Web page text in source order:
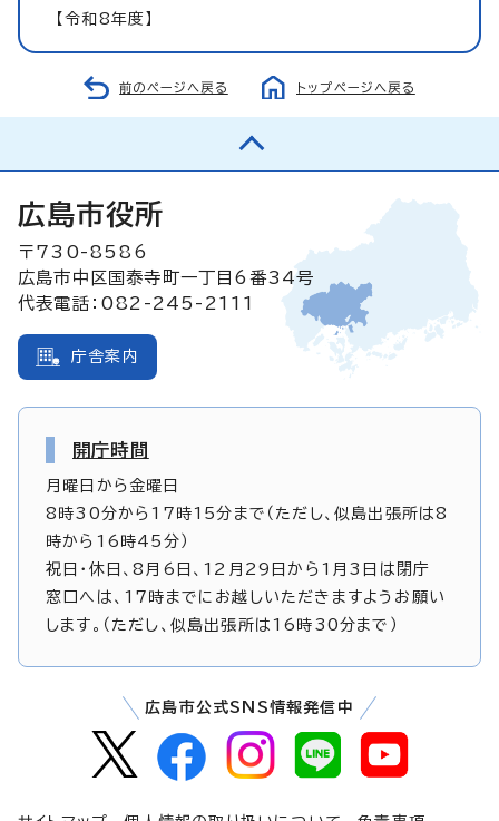
【令和8年度】
前のページへ戻る トップページへ戻る
広島市役所
〒730-8586
広島市中区国泰寺町一丁目6番34号
代表電話：082-245-2111
庁舎案内
開庁時間
月曜日から金曜日
8時30分から17時15分まで（ただし、似島出張所は8
時から16時45分）
祝日・休日、8月6日、12月29日から1月3日は閉庁
窓口へは、17時までにお越しいただきますようお願い
します。（ただし、似島出張所は16時30分まで）
広島市公式SNS情報発信中